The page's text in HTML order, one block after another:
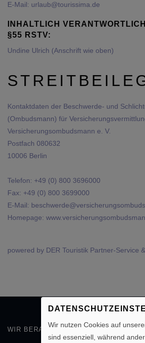
E-Mail: urlaub@tourissima.de
INHALTLICH
55 RSTV:
Undine Ulrich (Anschrift wie oben)
Kontaktdaten der Beschwerde- und
(Ombudsmann) für
Versicherungsombudsmann e. V.
Postfach 080632
10006 Berlin
Telefon: +49 (0) 800 3696000
Fax: +49 (0) 800 3699000
E-Mail:
Homepage:
powered by DER Touristik Partner-Service &
WIR BERATEN SIE GERN!
Wir nutzen Cookies auf
sind essenziell, während